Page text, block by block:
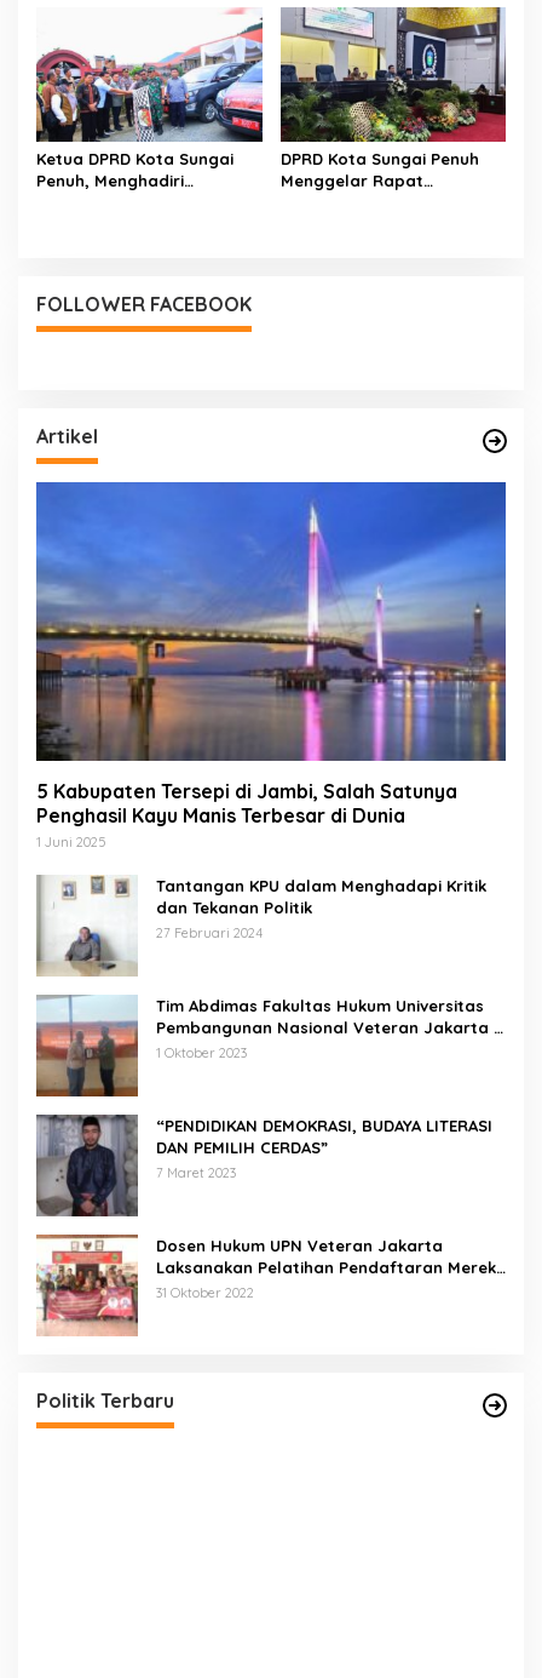
Penghitungan Suara
Ketua DPRD Kota Sungai
Penuh, Menghadiri
DPRD Kota Sungai Penuh
Menggelar Rapat
FOLLOWER FACEBOOK
Artikel
5 Kabupaten Tersepi di Jambi, Salah Satunya
Penghasil Kayu Manis Terbesar di Dunia
1 Juni 2025
Tantangan KPU dalam Menghadapi Kritik
dan Tekanan Politik
27 Februari 2024
Tim Abdimas Fakultas Hukum Universitas
Pembangunan Nasional Veteran Jakarta
Melakukan Pendampingan dan
1 Oktober 2023
“PENDIDIKAN DEMOKRASI, BUDAYA LITERASI
DAN PEMILIH CERDAS”
7 Maret 2023
Dosen Hukum UPN Veteran Jakarta
Laksanakan Pelatihan Pendaftaran Merek
di Desa Jatisura Kabupaten Indramayu
31 Oktober 2022
Politik Terbaru
Pernah Sadap Karet Untuk Biayai Sekolah, Edi
Di Politik, Titik Kota Jambi